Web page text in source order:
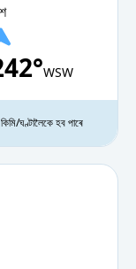
WSW
ঘণ্টালৈকে হব পাৰে